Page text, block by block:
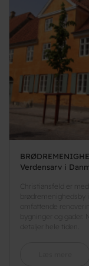
Verdensarv i
Christiansfeld er
brødremenighedsby
omfattende
bygninger og gader.
detaljer hele tiden.